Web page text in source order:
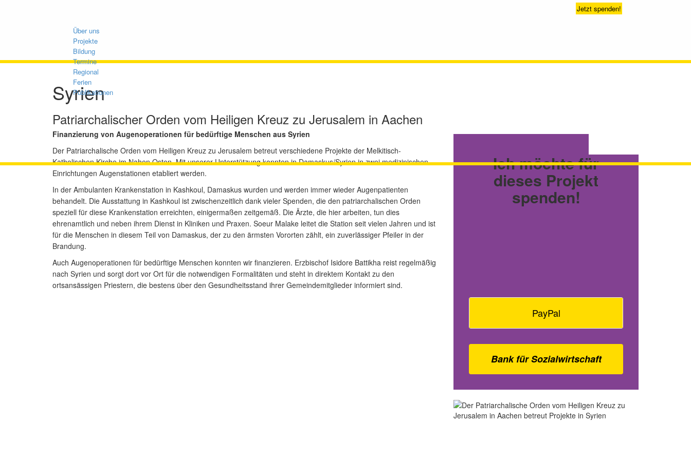
Über uns
Projekte
Bildung
Termine
Regional
Ferien
Publikationen
Jetzt spenden!
Syrien
Patriarchalischer Orden vom Heiligen Kreuz zu Jerusalem in Aachen
Finanzierung von Augenoperationen für bedürftige Menschen aus Syrien
Der Patriarchalische Orden vom Heiligen Kreuz zu Jerusalem betreut verschiedene Projekte der Melkitisch-
Katholischen Kirche im Nahen Osten. Mit unserer Unterstützung konnten in Damaskus/Syrien in zwei medizinischen
Einrichtungen Augenstationen etabliert werden.
In der Ambulanten Krankenstation in Kashkoul, Damaskus wurden und werden immer wieder Augenpatienten
behandelt. Die Ausstattung in Kashkoul ist zwischenzeitlich dank vieler Spenden, die den patriarchalischen Orden
speziell für diese Krankenstation erreichten, einigermaßen zeitgemäß. Die Ärzte, die hier arbeiten, tun dies
ehrenamtlich und neben ihrem Dienst in Kliniken und Praxen. Soeur Malake leitet die Station seit vielen Jahren und ist
für die Menschen in diesem Teil von Damaskus, der zu den ärmsten Vororten zählt, ein zuverlässiger Pfeiler in der
Brandung.
Auch Augenoperationen für bedürftige Menschen konnten wir finanzieren. Erzbischof Isidore Battikha reist regelmäßig
nach Syrien und sorgt dort vor Ort für die notwendigen Formalitäten und steht in direktem Kontakt zu den
ortsansässigen Priestern, die bestens über den Gesundheitsstand ihrer Gemeindemitglieder informiert sind.
Ich möchte für
dieses Projekt
spenden!
PayPal
Bank für Sozialwirtschaft